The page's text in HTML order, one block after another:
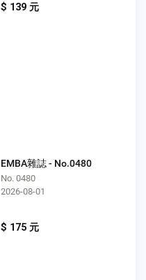
$ 139 元
EMBA雜誌 - No.0480
No. 0480
2026-08-01
$ 175 元